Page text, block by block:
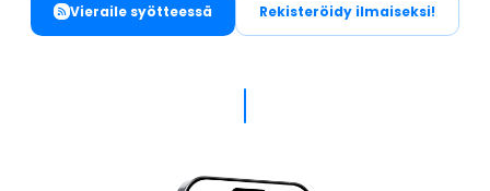
Vieraile syötteessä Rekisteröidy ilmaiseksi!